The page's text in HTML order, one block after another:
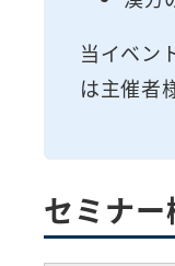
当イベン
は主催者
セミナー